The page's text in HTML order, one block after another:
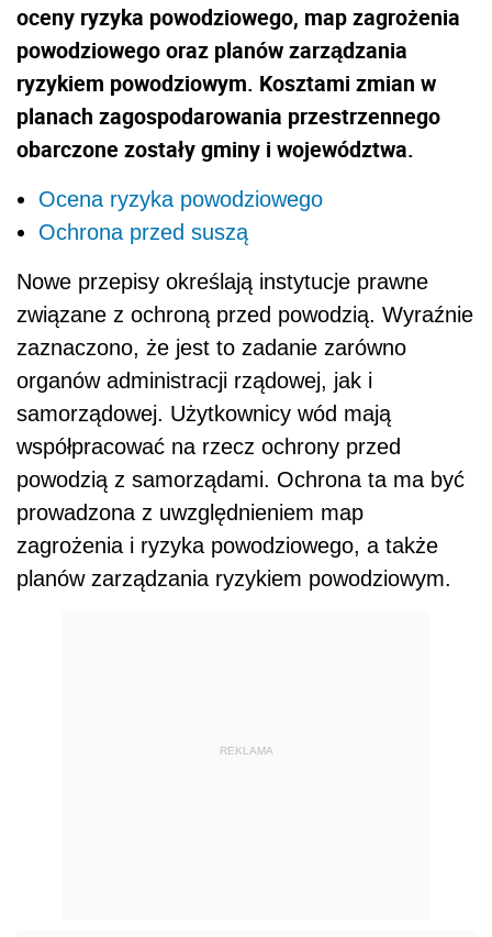
oceny ryzyka powodziowego, map zagrożenia
powodziowego oraz planów zarządzania
ryzykiem powodziowym. Kosztami zmian w
planach zagospodarowania przestrzennego
obarczone zostały gminy i województwa.
Ocena ryzyka powodziowego
Ochrona przed suszą
Nowe przepisy określają instytucje prawne
związane z ochroną przed powodzią. Wyraźnie
zaznaczono, że jest to zadanie zarówno
organów administracji rządowej, jak i
samorządowej. Użytkownicy wód mają
współpracować na rzecz ochrony przed
powodzią z samorządami. Ochrona ta ma być
prowadzona z uwzględnieniem map
zagrożenia i ryzyka powodziowego, a także
planów zarządzania ryzykiem powodziowym.
REKLAMA